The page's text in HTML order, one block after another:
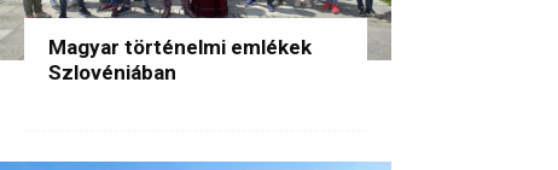
Magyar történelmi emlékek
Szlovéniában